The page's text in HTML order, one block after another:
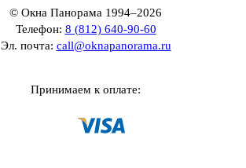
© Окна Панорама 1994–2026
Телефон: 8 (812) 640-90-60
Эл. почта: call@oknapanorama.ru
Принимаем к оплате: